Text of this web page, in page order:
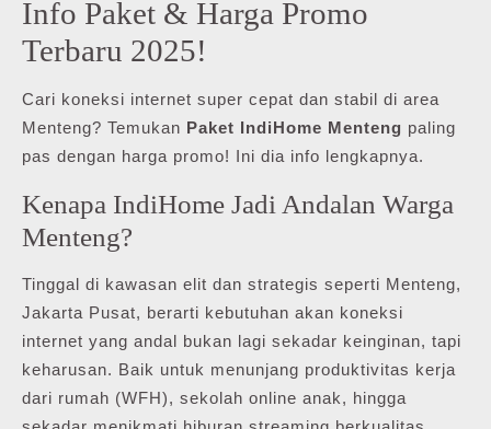
Info Paket & Harga Promo
Terbaru 2025!
Cari koneksi internet super cepat dan stabil di area
Menteng? Temukan Paket IndiHome Menteng paling
pas dengan harga promo! Ini dia info lengkapnya.
Kenapa IndiHome Jadi Andalan Warga
Menteng?
Tinggal di kawasan elit dan strategis seperti Menteng,
Jakarta Pusat, berarti kebutuhan akan koneksi
internet yang andal bukan lagi sekadar keinginan, tapi
keharusan. Baik untuk menunjang produktivitas kerja
dari rumah (WFH), sekolah online anak, hingga